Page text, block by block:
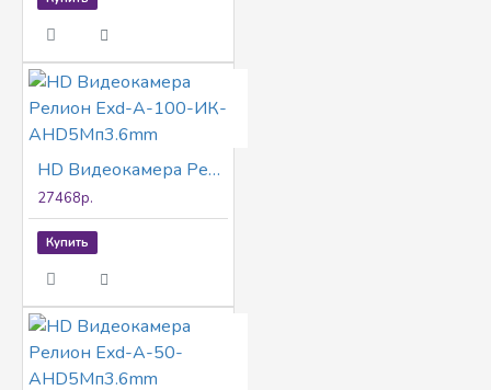
HD Видеокамера Релион Exd-А-100-ИК-AHD5Мп3.6mm
27468р.
Купить